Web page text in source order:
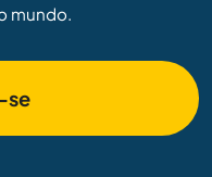
mundo.
se